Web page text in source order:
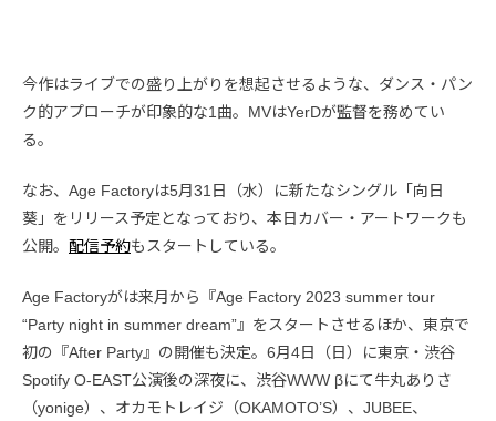
今作はライブでの盛り上がりを想起させるような、ダンス・パン
ク的アプローチが印象的な1曲。MVはYerDが監督を務めてい
る。
なお、Age Factoryは5月31日（水）に新たなシングル「向日
葵」をリリース予定となっており、本日カバー・アートワークも
公開。 配信予約もスタートしている。
Age Factoryがは来月から『Age Factory 2023 summer tour
“Party night in summer dream”』をスタートさせるほか、東京で
初の『After Party』の開催も決定。6月4日（日）に東京・渋谷
Spotify O-EAST公演後の深夜に、渋谷WWW βにて牛丸ありさ
（yonige）、オカモトレイジ（OKAMOTO’S）、JUBEE、